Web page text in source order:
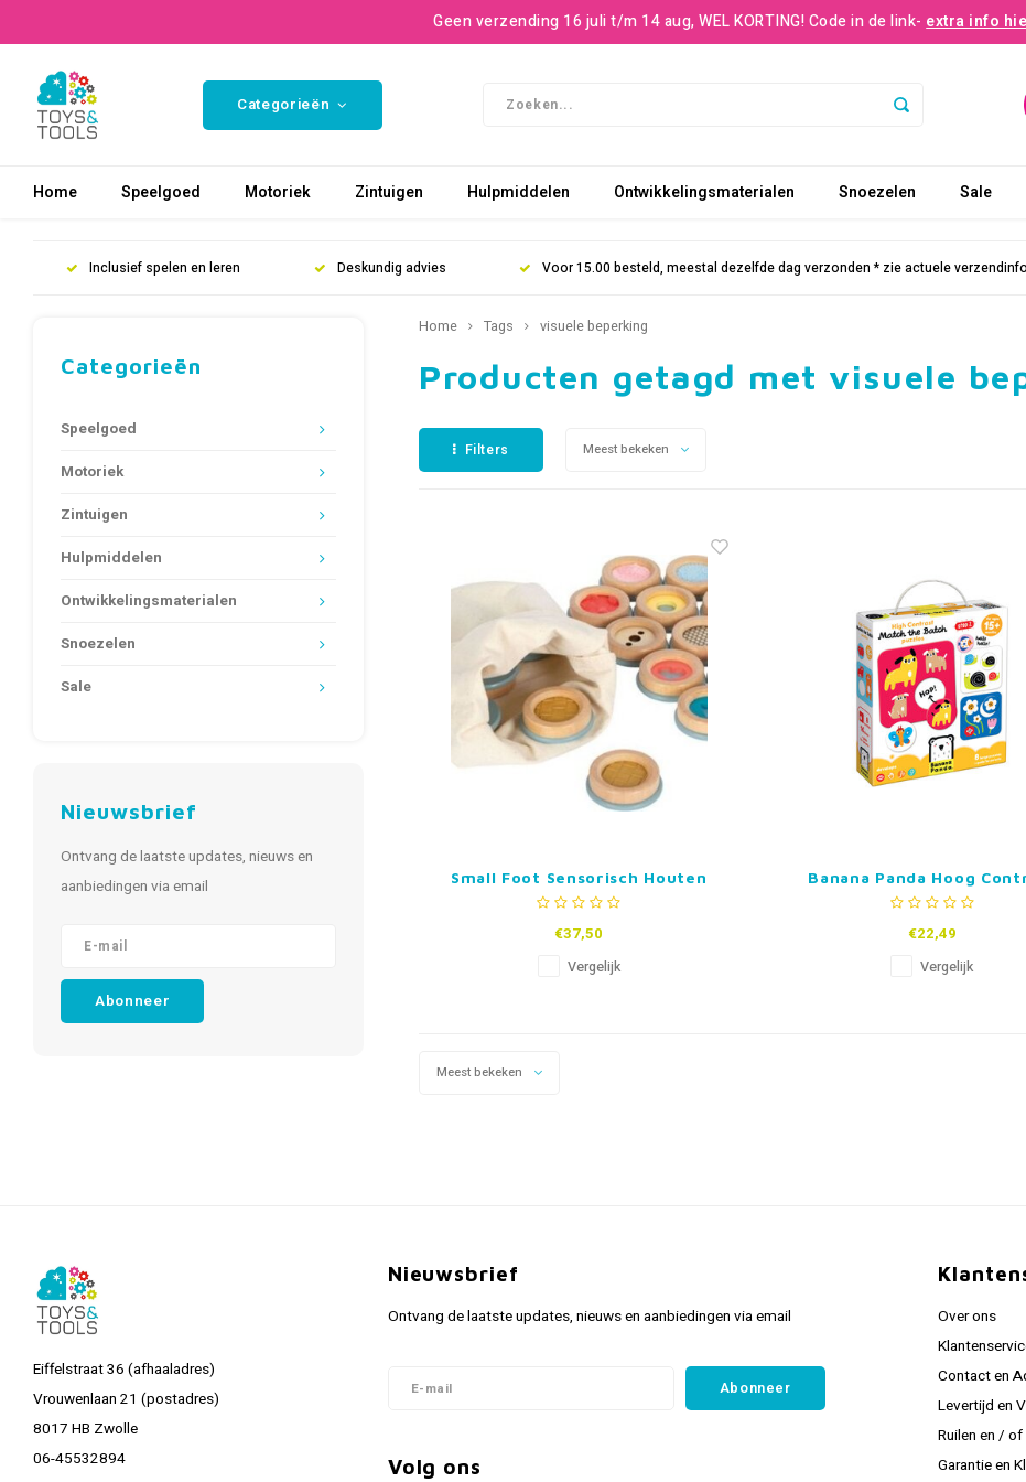
Geen verzending 16 juli t/m 14 aug, WEL KORTING! Code in de link- extra info
Categorieën
Home Speelgoed Motoriek Zintuigen Hulpmiddelen Ontwikkelingsmaterialen Snoezelen Sale
Inclusief spelen en leren Deskundig advies Voor 15.00 besteld, meestal dezelfde dag verzonden * zie actuele verzendinfo
Categorieën
Speelgoed
Motoriek
Zintuigen
Hulpmiddelen
Ontwikkelingsmaterialen
Snoezelen
Sale
Nieuwsbrief
Ontvang de laatste updates, nieuws en
aanbiedingen via email
Abonneer
Home Tags visuele beperking
Producten getagd met visuele
Filters Meest bekeken
Small Foot Sensorisch Houten
Memorie spel
€37,50
Vergelijk
Banana Panda Hoog
Puzzel – Zoek Dezelfde
€22,49
Vergelijk
Meest bekeken
Eiffelstraat 36 (afhaaladres)
Vrouwenlaan 21 (postadres)
8017 HB Zwolle
06-45532894
Nieuwsbrief
Ontvang de laatste updates, nieuws en aanbiedingen via email
Abonneer
Volg ons
Over ons
Contact en
Levertijd en
Ruilen en /
Garantie en